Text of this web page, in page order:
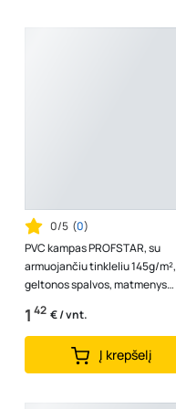
0/5 (0)
PVC kampas PROFSTAR, su
armuojančiu tinkleliu 145g/m²,
geltonos spalvos, matmenys
2500 x 150 x 100 mm
1 42 € / vnt.
Į krepšelį